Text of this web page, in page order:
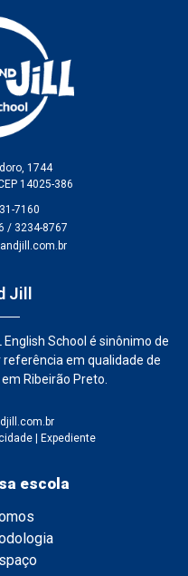
1744
14025-386
7160
/ 3234-8767
Jill
English School é sinônimo de
em qualidade de
Ribeirão Preto.
| Expediente
escola